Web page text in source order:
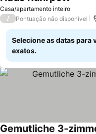
Casa/apartamento inteiro
/ Pontuação não disponível
Selecione as datas para
exatos.
Gemutliche 3-